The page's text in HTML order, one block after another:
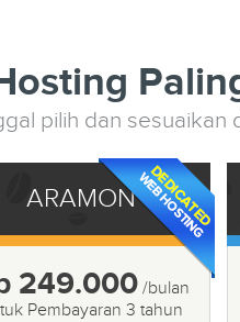
pilih dan sesuaikan
ARAMON
249.000/bulan
Pembayaran 3 tahun